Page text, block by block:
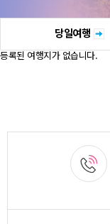
당일여행
등록된 여행지가 없습니다.